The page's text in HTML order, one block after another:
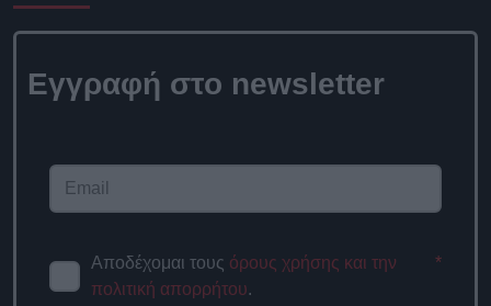
Εγγραφή στο newsletter
Αποδέχομαι τους όρους χρήσης και την
πολιτική απορρήτου.
*